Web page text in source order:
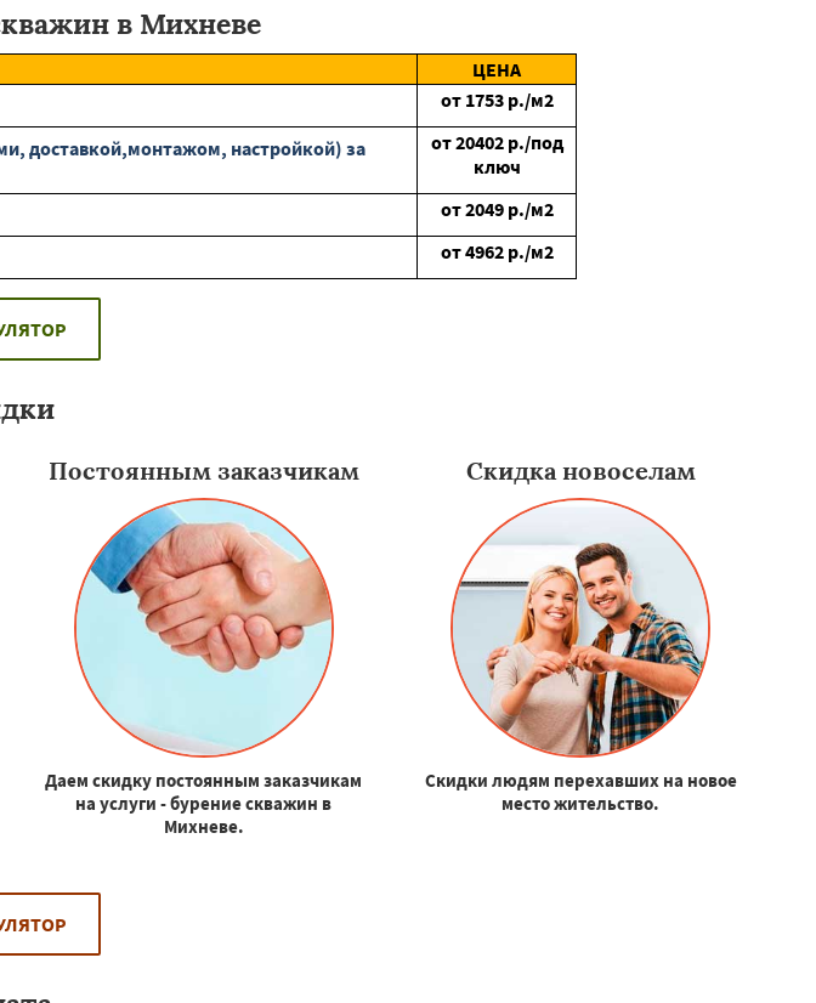
в Михневе
ЦЕНА
от 1753 р./м2
доставкой,монтажом, настройкой) за
от20402 р./под
ключ
от2049 р./м2
от4962 р./м2
Постоянным заказчикам
Даем скидку постоянным заказчикам
на услуги - бурение скважин в
Михневе.
Скидка новоселам
Скидки людям перехавших на новое
место жительство.